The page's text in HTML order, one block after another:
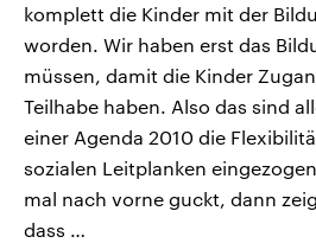
komplett die Kinder mit der
worden. Wir haben erst das
müssen, damit die Kinder
Teilhabe haben. Also das sind
einer Agenda 2010 die
sozialen Leitplanken
mal nach vorne guckt, dann
dass …